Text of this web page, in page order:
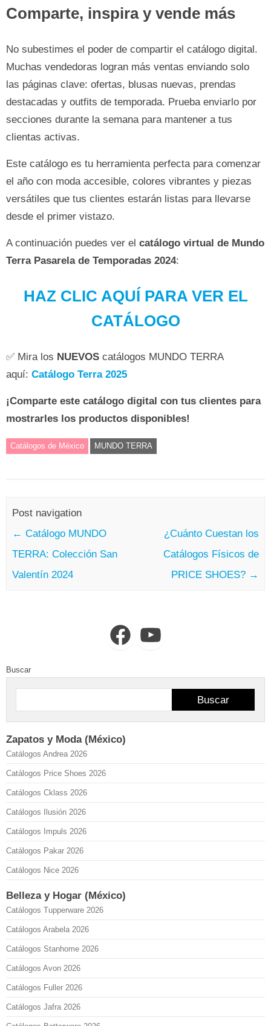
Comparte, inspira y vende más
No subestimes el poder de compartir el catálogo digital.
Muchas vendedoras logran más ventas enviando solo
las páginas clave: ofertas, blusas nuevas, prendas
destacadas y outfits de temporada. Prueba enviarlo por
secciones durante la semana para mantener a tus
clientas activas.
Este catálogo es tu herramienta perfecta para comenzar
el año con moda accesible, colores vibrantes y piezas
versátiles que tus clientes estarán listas para llevarse
desde el primer vistazo.
A continuación puedes ver el catálogo virtual de Mundo
Terra Pasarela de Temporadas 2024:
HAZ CLIC AQUÍ PARA VER EL
CATÁLOGO
✅ Mira los NUEVOS catálogos MUNDO TERRA
aquí: Catálogo Terra 2025
¡Comparte este catálogo digital con tus clientes para
mostrarles los productos disponibles!
Catálogos de México MUNDO TERRA
Post navigation
← Catálogo MUNDO
TERRA: Colección San
Valentín 2024
¿Cuánto Cuestan los
Catálogos Físicos de
PRICE SHOES? →
FacebookYouTube
Buscar
Buscar
Zapatos y Moda (México)
Catálogos Andrea 2026
Catálogos Price Shoes 2026
Catálogos Cklass 2026
Catálogos Ilusión 2026
Catálogos Impuls 2026
Catálogos Pakar 2026
Catálogos Nice 2026
Belleza y Hogar (México)
Catálogos Tupperware 2026
Catálogos Arabela 2026
Catálogos Stanhome 2026
Catálogos Avon 2026
Catálogos Fuller 2026
Catálogos Jafra 2026